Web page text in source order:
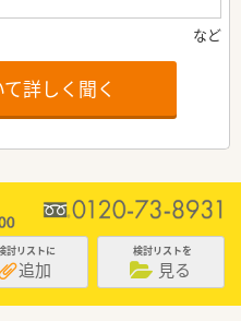
詳しく聞く
討リストに
追加
検討リストを
見る